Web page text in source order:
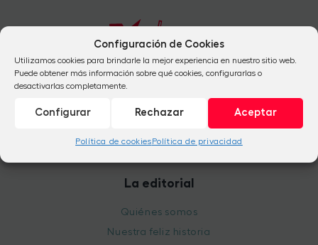
Configuración de Cookies
Utilizamos cookies para brindarle la mejor experiencia en nuestro sitio web.
Puede obtener más información sobre qué cookies, configurarlas o
desactivarlas completamente.
Aceptar
Rechazar
Configurar
Política de cookiesPolítica de privacidad
+34 954 824 041
+34 912 665 684
info@babidibulibros.com
La editorial
Quiénes somos
Nuestra feliz historia